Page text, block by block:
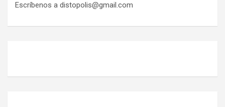
Escríbenos a distopolis@gmail.com